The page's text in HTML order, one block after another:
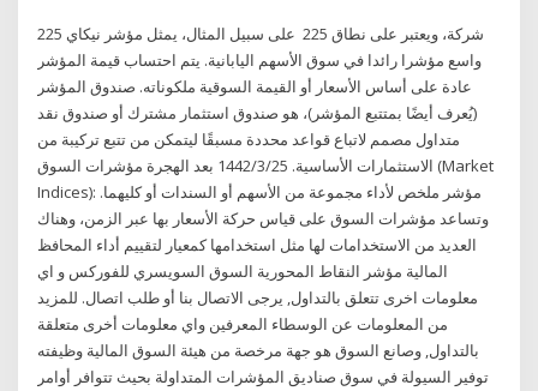
على سبيل المثال، يمثل مؤشر نيكاي 225 ‎‎‎‎ 225 شركة، ويعتبر على نطاق
واسع مؤشرا رائدا في سوق الأسهم اليابانية. يتم احتساب قيمة المؤشر
عادة على أساس الأسعار أو القيمة السوقية ملكوناته. صندوق المؤشر
(يُعرف أيضًا بمتتبع المؤشر)، هو صندوق استثمار مشترك أو صندوق نقد
متداول مصمم لاتباع قواعد محددة مسبقًا ليتمكن من تتبع تركيبة من
الاستثمارات الأساسية. 25‏‏/3‏‏/1442 بعد الهجرة مؤشرات السوق (Market
Indices): مؤشر ملخص لأداء مجموعة من الأسهم أو السندات أو كليهما.
وتساعد مؤشرات السوق على قياس حركة الأسعار بها عبر الزمن، وهناك
العديد من الاستخدامات لها مثل استخدامها كمعيار لتقييم أداء المحافظ
المالية مؤشر النقاط المحورية السوق السويسري للفوركس و اي
معلومات اخرى تتعلق بالتداول, يرجى الاتصال بنا أو طلب اتصال. للمزيد
من المعلومات عن الوسطاء المعرفين واي معلومات أخرى متعلقة
بالتداول, وصانع السوق هو جهة مرخصة من هيئة السوق المالية وظيفته
توفير السيولة في سوق صناديق المؤشرات المتداولة بحيث تتوافر أوامر